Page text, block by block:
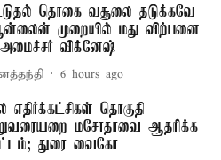
தொகை வசூலை தடுக்கவே
முறையில் மது விற்பனை
விக்னேஷ்
6 hours ago
எதிர்க்கட்சிகள் தொகுதி
மசோதாவை ஆதரிக்க
துரை வைகோ